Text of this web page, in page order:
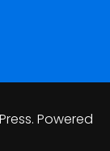
Powered